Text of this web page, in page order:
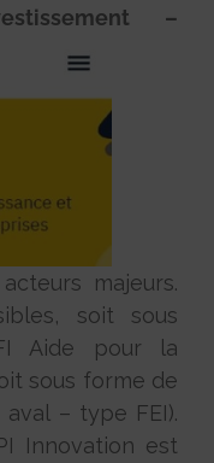
–
majeurs.
soit sous
Aide pour la
sous forme de
– type FEI).
Innovation est